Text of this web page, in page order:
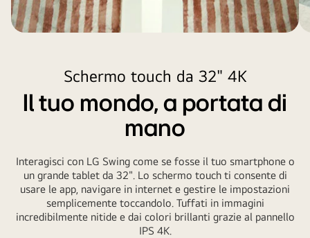
Schermo touch da 32" 4K
Il tuo mondo, a portata di
mano
Interagisci con LG Swing come se fosse il tuo smartphone o
un grande tablet da 32". Lo schermo touch ti consente di
usare le app, navigare in internet e gestire le impostazioni
semplicemente toccandolo. Tuffati in immagini
incredibilmente nitide e dai colori brillanti grazie al pannello
IPS 4K.